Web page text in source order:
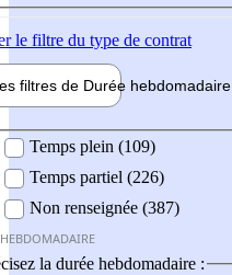
le filtre du type de contrat
filtres de Durée hebdomadaire
Temps plein (109)
Temps partiel (226)
Non renseignée (387)
la durée hebdomadaire :